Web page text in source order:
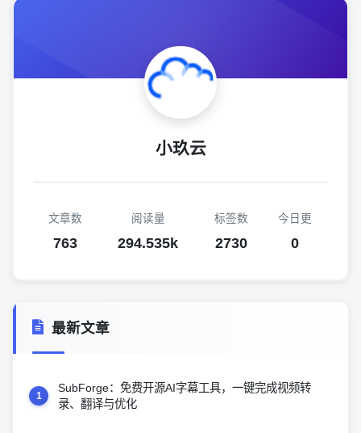
小玖云
文章数
763
阅读量
294.535k
标签数
2730
今日更
0
最新文章
1
SubForge：免费开源AI字幕工具，一键完成视频转
录、翻译与优化